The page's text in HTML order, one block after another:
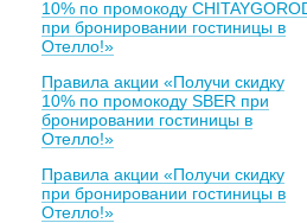
10% по промокоду
при бронировании гостиницы в
Отелло!»
Правила акции «Получи скидку
10% по промокоду SBER при
бронировании гостиницы в
Отелло!»
Правила акции «Получи скидку
при бронировании гостиницы в
Отелло!»